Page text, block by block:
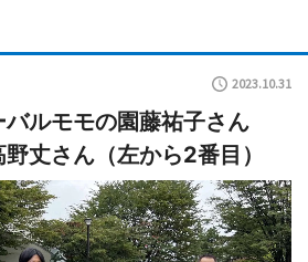
2023.10.31
ルモモの園藤祐子さん
野丈さん（左から2番目）